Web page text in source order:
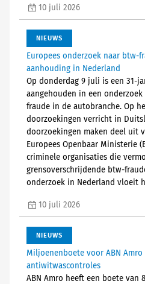
10 juli 2026
NIEUWS
Europees onderzoek naar
aanhouding in Nederland
Op donderdag 9 juli is een 31-
aangehouden in een
fraude in de autobranche. Op
doorzoekingen verricht in
doorzoekingen maken deel uit
Europees Openbaar Ministerie
criminele organisaties die
grensoverschrijdende btw-
onderzoek in Nederland vloeit
10 juli 2026
NIEUWS
Miljoenenboete voor ABN Amro
antiwitwascontroles
ABN Amro heeft een boete van